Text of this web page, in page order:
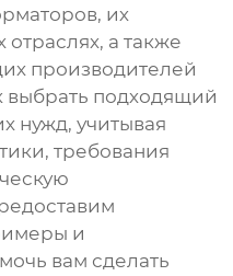
их
а также
производителей
выбрать подходящий
нужд, учитывая
требования
и
вам сделать